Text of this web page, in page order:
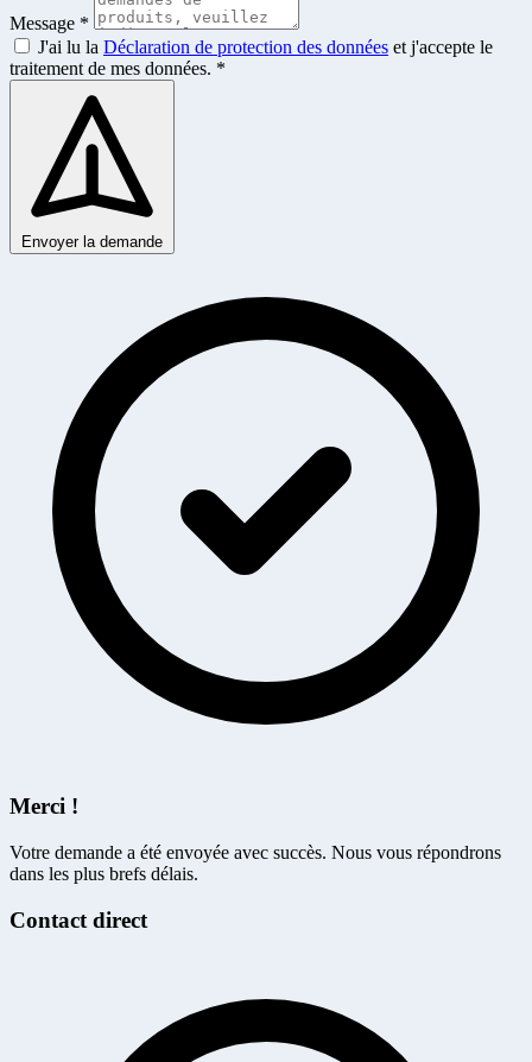
Message *
J'ai lu la Déclaration de protection des données et j'accepte le
traitement de mes données. *
Envoyer la demande
Merci !
Votre demande a été envoyée avec succès. Nous vous répondrons
dans les plus brefs délais.
Contact direct